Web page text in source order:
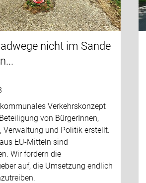
nicht im Sande
Verkehrskonzept
von BürgerInnen,
Verwaltung und Politik erstellt.
EU-Mitteln sind
Wir fordern die
auf, die Umsetzung endlich